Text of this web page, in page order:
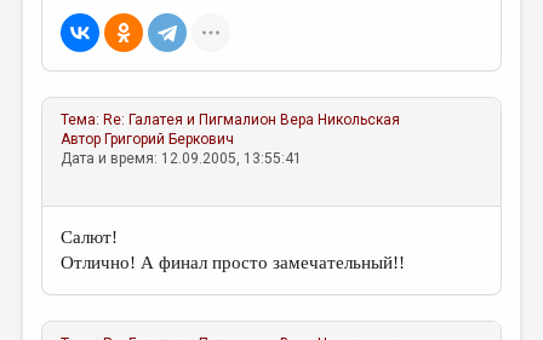
Тема:Re: Галатея и Пигмалион Вера Никольская
АвторГригорий Беркович
Дата и время: 12.09.2005, 13:55:41
Салют!
Отлично! А финал просто замечательный!!